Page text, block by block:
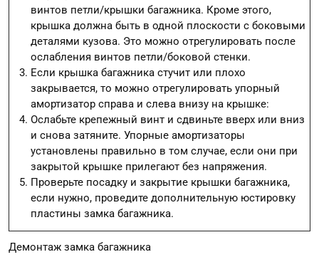
винтов петли/крышки багажника. Кроме этого,
крышка должна быть в одной плоскости с боковыми
деталями кузова. Это можно отрегулировать после
ослабления винтов петли/боковой стенки.
Если крышка багажника стучит или плохо
закрывается, то можно отрегулировать упорный
амортизатор справа и слева внизу на крышке:
Ослабьте крепежный винт и сдвиньте вверх или вниз
и снова затяните. Упорные амортизаторы
установлены правильно в том случае, если они при
закрытой крышке прилегают без напряжения.
Проверьте посадку и закрытие крышки багажника,
если нужно, проведите дополнительную юстировку
пластины замка багажника.
Демонтаж замка багажника